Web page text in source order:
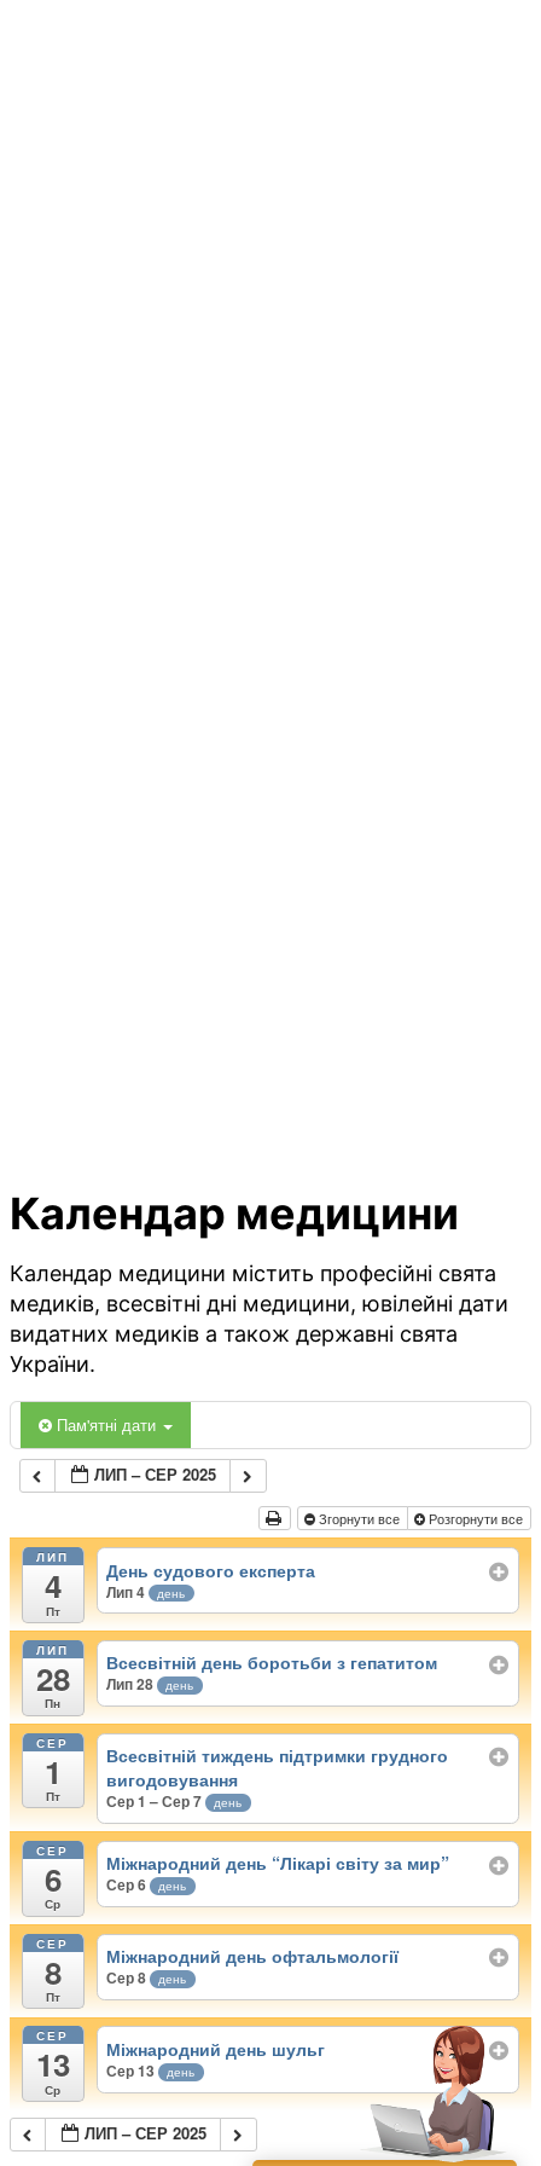
Календар медицини
Календар медицини містить професійні свята
медиків, всесвітні дні медицини, ювілейні дати
видатних медиків а також державні свята
України.
Пам'ятні дати
ЛИП – СЕР 2025
Згорнути все Розгорнути все
ЛИП
4
Пт
День судового експерта
Лип 4 день
ЛИП
28
Пн
Всесвітній день боротьби з гепатитом
Лип 28 день
СЕР
1
Пт
Всесвітній тиждень підтримки грудного
вигодовування
Сер 1 – Сер 7 день
СЕР
6
Ср
Міжнародний день “Лікарі світу за мир”
Сер 6 день
СЕР
8
Пт
Міжнародний день офтальмології
Сер 8 день
СЕР
13
Ср
Міжнародний день шульг
Сер 13 день
ЛИП – СЕР 2025